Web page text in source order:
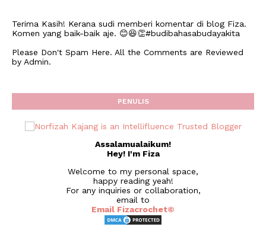
Terima Kasih! Kerana sudi memberi komentar di blog Fiza.
Komen yang baik-baik aje. 😊😆👏#budibahasabudayakita
Please Don't Spam Here. All the Comments are Reviewed
by Admin.
PENULIS
Assalamualaikum!
Hey! I'm Fiza
Welcome to my personal space,
happy reading yeah!
For any inquiries or collaboration,
email to
Email Fizacrochet©